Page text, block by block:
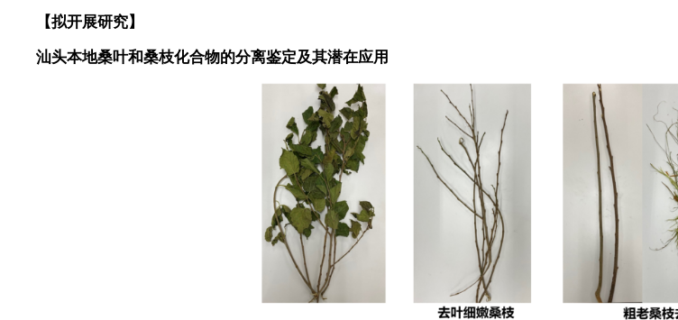
【拟开展研究】
汕头本地桑叶和桑枝化合物的分离鉴定及其潜在应用